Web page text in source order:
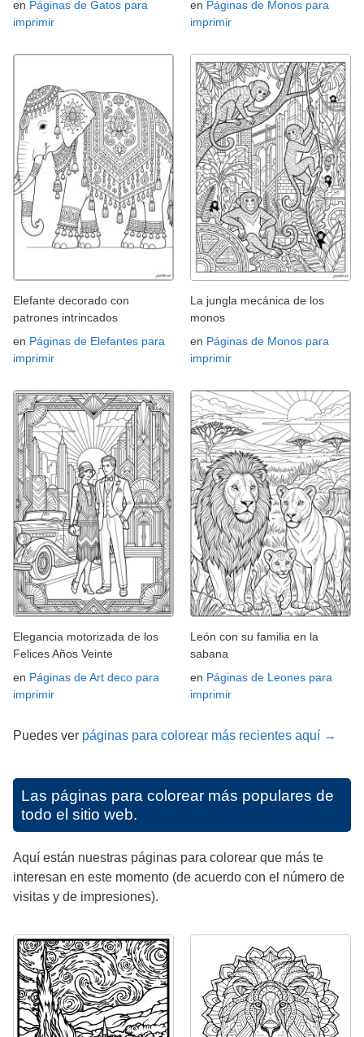
en Páginas de Gatos para
imprimir
en Páginas de Monos para
imprimir
Elefante decorado con
patrones intrincados
en Páginas de Elefantes para
imprimir
La jungla mecánica de los
monos
en Páginas de Monos para
imprimir
Elegancia motorizada de los
Felices Años Veinte
en Páginas de Art deco para
imprimir
León con su familia en la
sabana
en Páginas de Leones para
imprimir
Puedes ver páginas para colorear más recientes aquí →
Las páginas para colorear más populares de
todo el sitio web.
Aquí están nuestras páginas para colorear que más te
interesan en este momento (de acuerdo con el número de
visitas y de impresiones).